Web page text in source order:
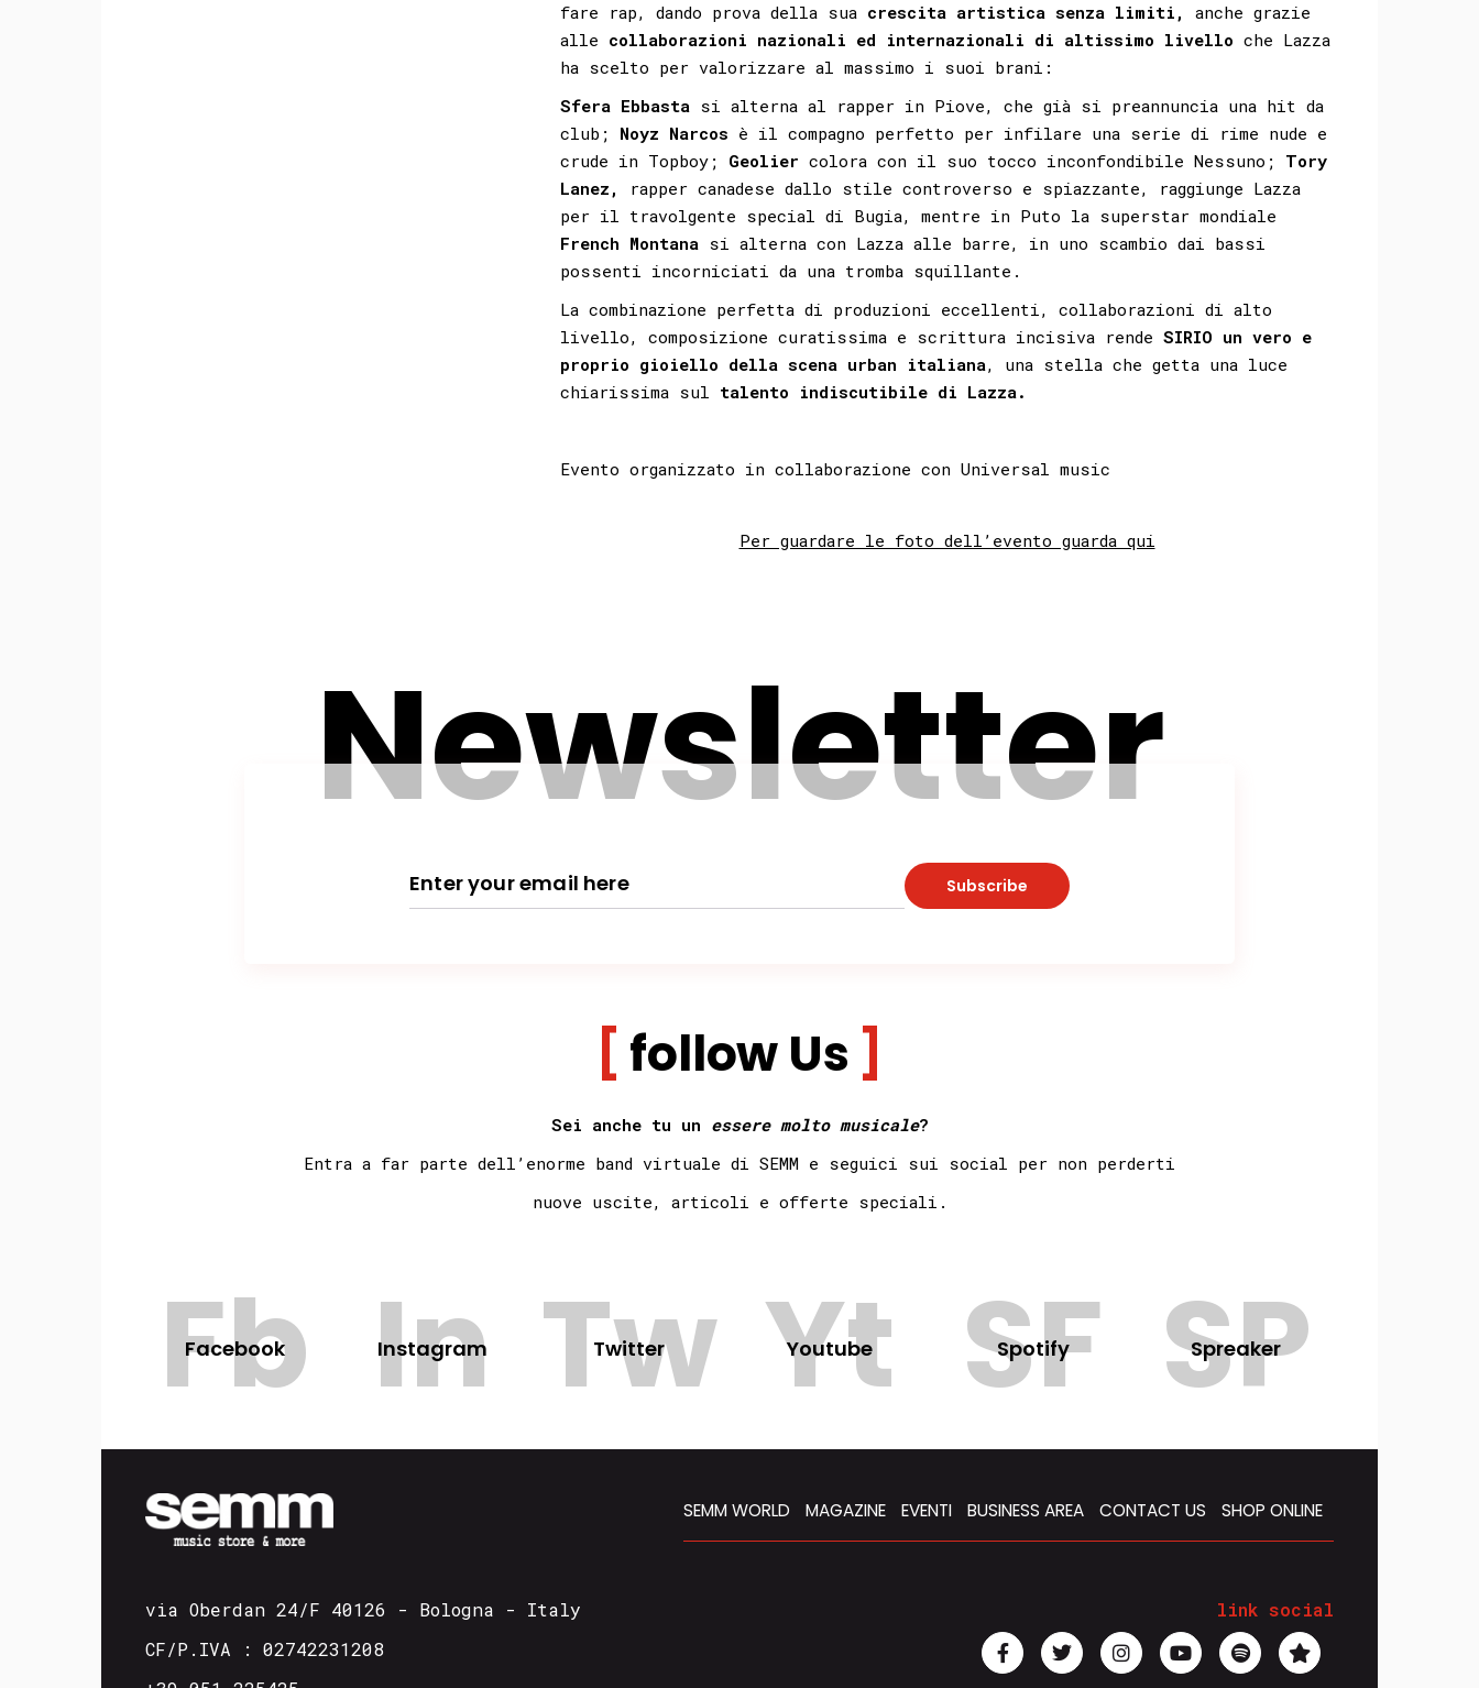
fare rap, dando prova della sua crescita artistica senza limiti,
anche grazie
alle collaborazioni nazionali ed internazionali di altissimo livello che Lazza
ha scelto per valorizzare al massimo i suoi brani:
Sfera Ebbasta si alterna al rapper in Piove, che già si preannuncia una hit da
club; Noyz Narcos è il compagno perfetto per infilare una serie di rime nude e
crude in Topboy; Geolier colora con il suo tocco inconfondibile Nessuno; Tory
Lanez,
rapper canadese dallo stile controverso e spiazzante, raggiunge Lazza
per il travolgente special di Bugia, mentre in Puto la superstar mondiale
French Montana si alterna con Lazza alle barre, in uno scambio dai bassi
possenti incorniciati da una tromba squillante.
La combinazione perfetta di produzioni eccellenti, collaborazioni di alto
livello, composizione curatissima e scrittura incisiva rende SIRIO un vero e
proprio gioiello della scena urban italiana, una stella che getta una luce
chiarissima sul talento indiscutibile di Lazza.
Evento organizzato in collaborazione con Universal music
Per guardare le foto dell’evento guarda qui
Newsletter
Subscribe
follow Us
Sei anche tu un essere molto musicale?
Entra a far parte dell’enorme band virtuale di SEMM e seguici sui social per non perderti
nuove uscite, articoli e offerte speciali.
Fb
Facebook In
Instagram Tw
Twitter Yt
Youtube SF
Spotify SP
Spreaker
SEMM WORLD MAGAZINE EVENTI BUSINESS AREA CONTACT US SHOP ONLINE
via Oberdan 24/F 40126 - Bologna - Italy
CF/P.IVA : 02742231208
link social